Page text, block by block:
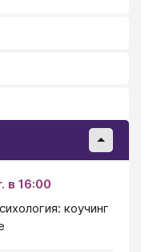
в 16:00
коучинг